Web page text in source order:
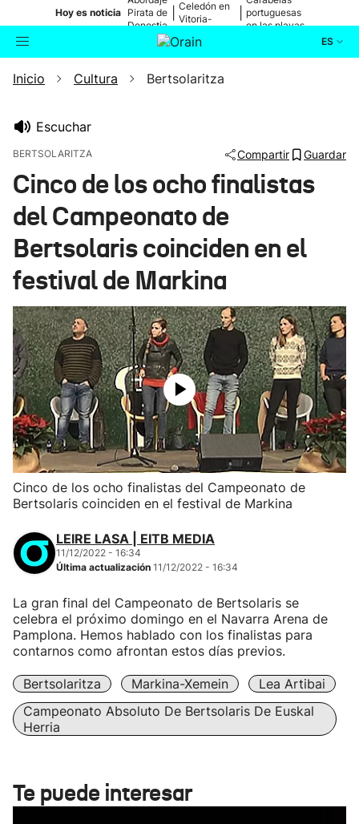
Hoy es noticia Pirata de
Donostia
Celedón en
Vitoria-
portuguesas
en las playas
ES
Buscador Actualidad
Ikusmiran
Eguraldia
Inicio Cultura Bertsolaritza
Escuchar
BERTSOLARITZA Compartir Guardar
Cinco de los ocho finalistas
del Campeonato de
Bertsolaris coinciden en el
festival de Markina
Cinco de los ocho finalistas del Campeonato de
Bertsolaris coinciden en el festival de Markina
LEIRE LASA | EITB MEDIA
11/12/2022 - 16:34
Última actualización 11/12/2022 - 16:34
La gran final del Campeonato de Bertsolaris se
celebra el próximo domingo en el Navarra Arena de
Pamplona. Hemos hablado con los finalistas para
contarnos como afrontan estos días previos.
Bertsolaritza Markina-Xemein
Lea Artibai
Campeonato Absoluto De Bertsolaris De Euskal
Herria
Te puede interesar